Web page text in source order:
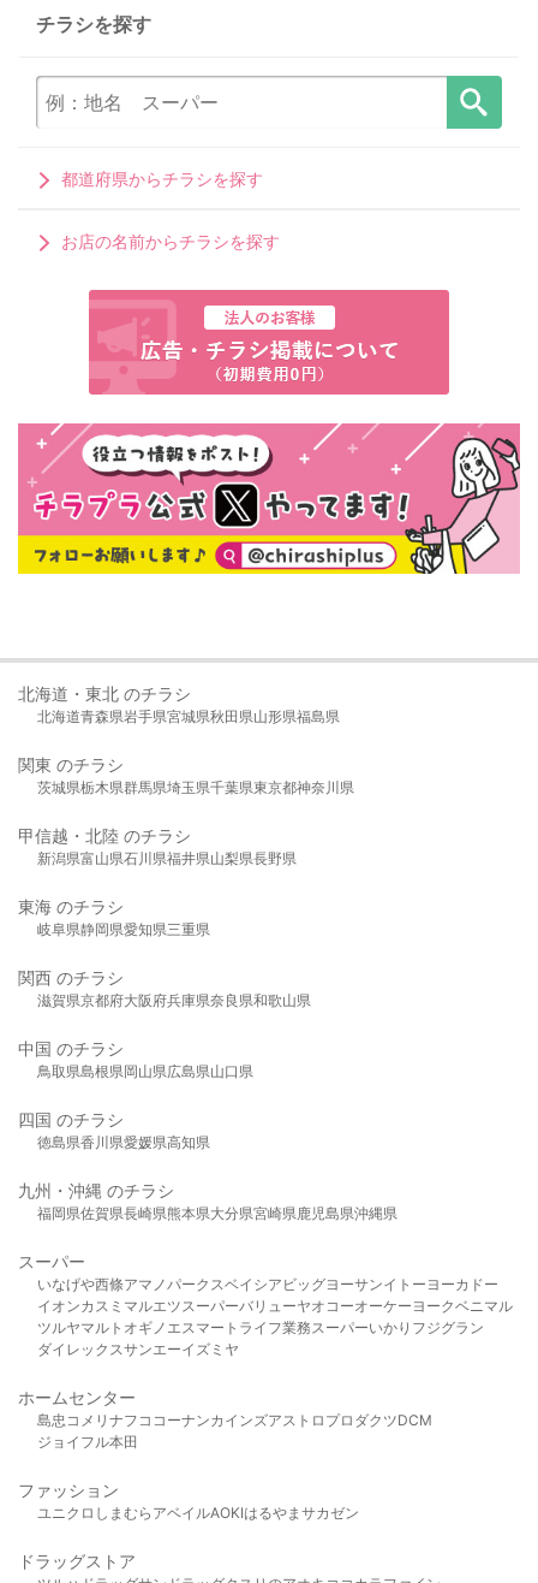
チラシを探す
都道府県からチラシを探す
お店の名前からチラシを探す
北海道・東北 のチラシ
北海道青森県岩手県宮城県秋田県山形県福島県
関東 のチラシ
茨城県栃木県群馬県埼玉県千葉県東京都神奈川県
甲信越・北陸 のチラシ
新潟県富山県石川県福井県山梨県長野県
東海 のチラシ
岐阜県静岡県愛知県三重県
関西 のチラシ
滋賀県京都府大阪府兵庫県奈良県和歌山県
中国 のチラシ
鳥取県島根県岡山県広島県山口県
四国 のチラシ
徳島県香川県愛媛県高知県
九州・沖縄 のチラシ
福岡県佐賀県長崎県熊本県大分県宮崎県鹿児島県沖縄県
スーパー
いなげや西條アマノパークスベイシア ビッグヨーサンイトーヨーカドー
イオンカスミ マルエツスーパーバリューヤオコーオーケー ヨークベニマル
ツルヤマルト オギノ エスマート ライフ業務スーパーいかり フジグラン
ダイレックスサンエーイズミヤ
ホームセンター
島忠 コメリ ナフコ コーナンカインズアストロプロダクツDCM
ジョイフル本田
ファッション
ユニクロ しまむら アベイルAOKIはるやま サカゼン
ドラッグストア